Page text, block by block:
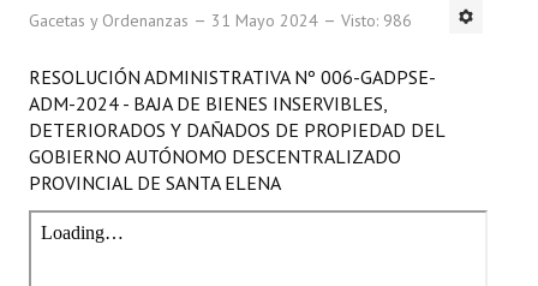
Gacetas y Ordenanzas 31 Mayo 2024 Visto: 986
RESOLUCIÓN ADMINISTRATIVA Nº 006-GADPSE-
ADM-2024 - BAJA DE BIENES INSERVIBLES,
DETERIORADOS Y DAÑADOS DE PROPIEDAD DEL
GOBIERNO AUTÓNOMO DESCENTRALIZADO
PROVINCIAL DE SANTA ELENA